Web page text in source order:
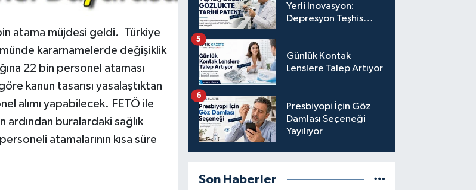
atama müjdesi geldi. Türkiye
kararnamelerde değişiklik
22 bin personel ataması
kanun tasarısı yasalaştıktan
alımı yapabilecek. FETÖ ile
ardından buralardaki sağlık
atamalarının kısa süre
Yerli İnovasyon:
Depresyon Teşhis
Günlük Kontak
Lenslere Talep Artıyor
5
Presbiyopi İçin Göz
Damlası Seçeneği
Yayılıyor
6
Son Haberler